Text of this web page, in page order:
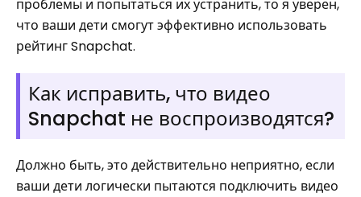
проблемы и попытаться их устранить, то я уверен,
что ваши дети смогут эффективно использовать
рейтинг Snapchat.
Как исправить, что видео
Snapchat не воспроизводятся?
Должно быть, это действительно неприятно, если
ваши дети логически пытаются подключить видео